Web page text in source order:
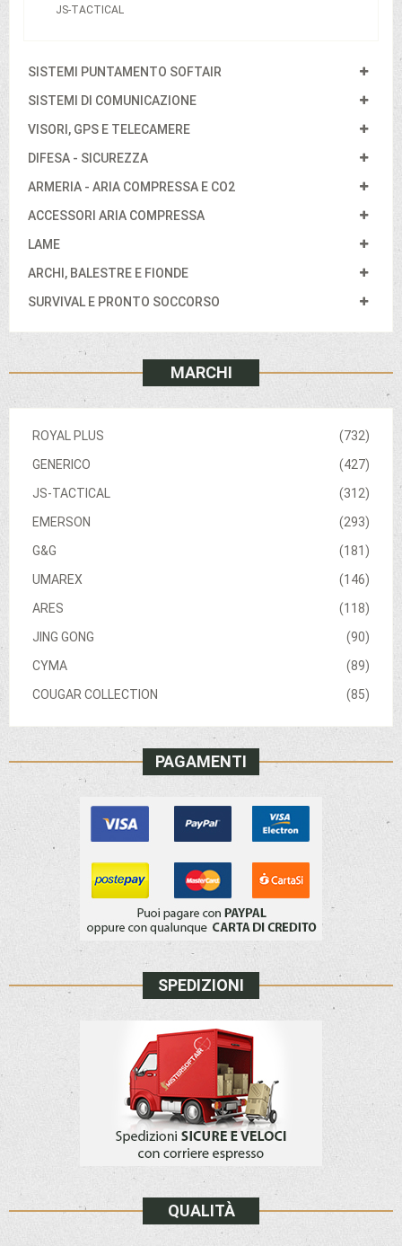
JS-TACTICAL
SISTEMI PUNTAMENTO SOFTAIR
SISTEMI DI COMUNICAZIONE
VISORI, GPS E TELECAMERE
DIFESA - SICUREZZA
ARMERIA - ARIA COMPRESSA E CO2
ACCESSORI ARIA COMPRESSA
LAME
ARCHI, BALESTRE E FIONDE
SURVIVAL E PRONTO SOCCORSO
MARCHI
(732)
ROYAL PLUS
(427)
GENERICO
(312)
JS-TACTICAL
(293)
EMERSON
(181)
G&G
(146)
UMAREX
(118)
ARES
(90)
JING GONG
(89)
CYMA
(85)
COUGAR COLLECTION
PAGAMENTI
SPEDIZIONI
QUALITÀ